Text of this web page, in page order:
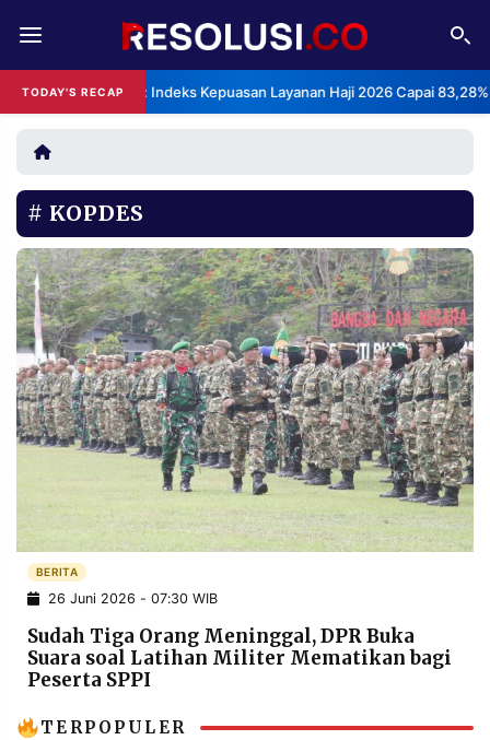
TODAY'S RECAP
• BPS: Indeks Kepuasan Layanan Haji 2026 Capai 83,28%,
REDAKSI TENTANG
RESOLUSI IKLAN
RUBRIKASI
EDITORIAL AKSARA
FINANSIA PERSONA
DAERAH NASIONAL
MANCA SPORT
INFORMASI
POLICY
BERITA
WARGA
INFORMASI
IKLAN
KIRIM
PENGADUAN TERM
SERVICE
IKUTI
KOPDES
BERITA
26 Juni 2026 - 07:30 WIB
Sudah Tiga Orang Meninggal, DPR Buka
Suara soal Latihan Militer Mematikan bagi
Peserta SPPI
TERPOPULER